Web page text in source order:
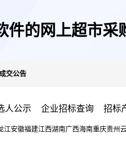
件的网上超市采
交公告
人公示 企业招标查询 招标
江安徽福建江西湖南广西海南重庆贵州